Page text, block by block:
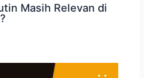
Masih Relevan di